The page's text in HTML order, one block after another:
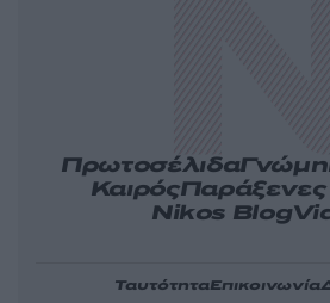
ΠρωτοσέλιδαΓνώμη
ΚαιρόςΠαράξενες
Nikos Blog
ΤαυτότηταΕπικοινωνία